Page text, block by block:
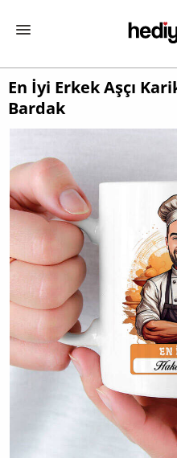
En İyi Erkek Aşçı
Bardak